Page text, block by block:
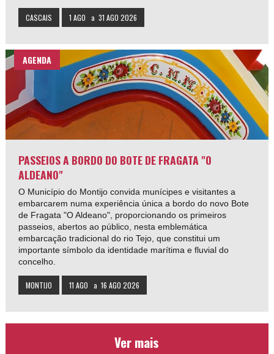
CASCAIS 1 AGO a 31 AGO 2026
AGENDA
PASSEIOS A BORDO DO BOTE DE FRAGATA "O
ALDEANO"
O Município do Montijo convida munícipes e visitantes a
embarcarem numa experiência única a bordo do novo Bote
de Fragata "O Aldeano", proporcionando os primeiros
passeios, abertos ao público, nesta emblemática
embarcação tradicional do rio Tejo, que constitui um
importante símbolo da identidade marítima e fluvial do
concelho.
MONTIJO 11 AGO a 16 AGO 2026
Ver mais